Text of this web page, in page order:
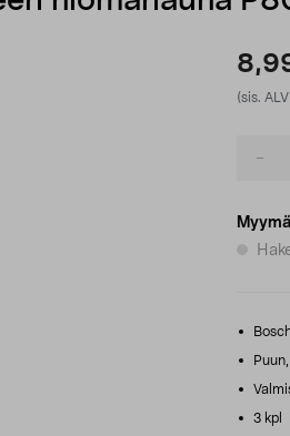
(sis.
3 kpl